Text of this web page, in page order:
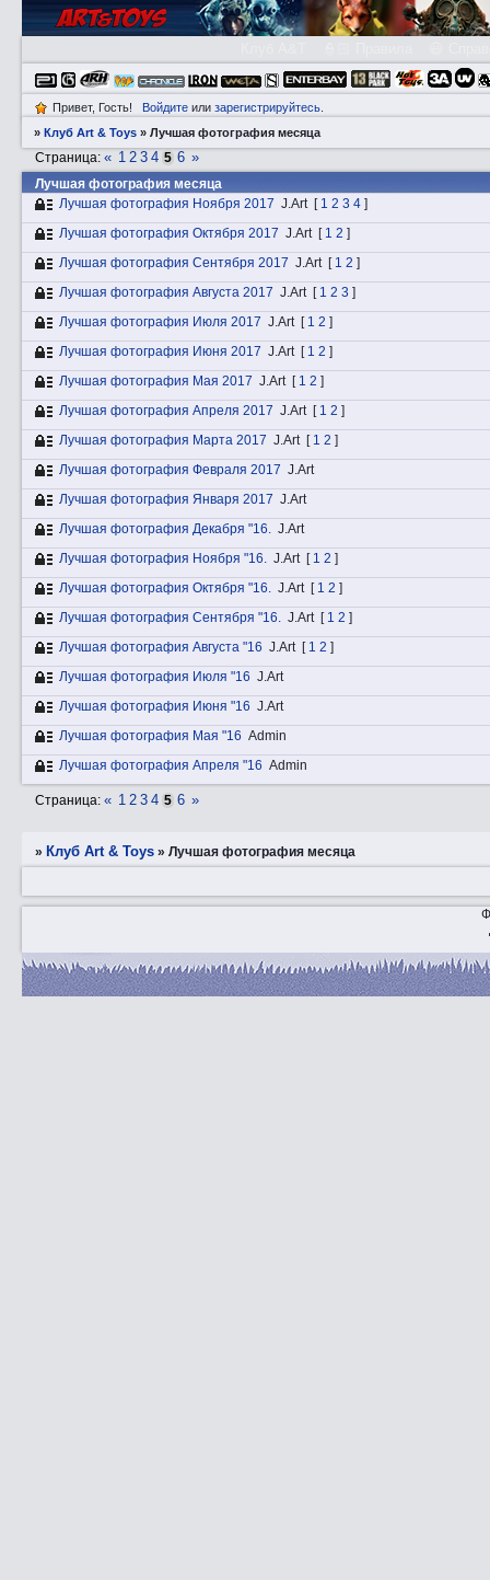
Привет, Гость! Войдитеили зарегистрируйтесь.
»Клуб Art & Toys »Лучшая фотография месяца
Лучшая фотография месяца
Страница:« 1 2 3 4 5 6 »
Лучшая фотография Ноября 2017 J.Art [ 1 2 3 4 ]
Лучшая фотография Октября 2017 J.Art [ 1 2 ]
Лучшая фотография Сентября 2017 J.Art [ 1 2 ]
Лучшая фотография Августа 2017 J.Art [ 1 2 3 ]
Лучшая фотография Июля 2017 J.Art [ 1 2 ]
Лучшая фотография Июня 2017 J.Art [ 1 2 ]
Лучшая фотография Мая 2017 J.Art [ 1 2 ]
Лучшая фотография Апреля 2017 J.Art [ 1 2 ]
Лучшая фотография Марта 2017 J.Art [ 1 2 ]
Лучшая фотография Февраля 2017 J.Art
Лучшая фотография Января 2017 J.Art
Лучшая фотография Декабря "16. J.Art
Лучшая фотография Ноября "16. J.Art [ 1 2 ]
Лучшая фотография Октября "16. J.Art [ 1 2 ]
Лучшая фотография Сентября "16. J.Art [ 1 2 ]
Лучшая фотография Августа "16 J.Art [ 1 2 ]
Лучшая фотография Июля "16 J.Art
Лучшая фотография Июня "16 J.Art
Лучшая фотография Мая "16 Admin
Лучшая фотография Апреля "16 Admin
Страница:« 1 2 3 4 5 6 »
» Клуб Art & Toys »Лучшая фотография месяца